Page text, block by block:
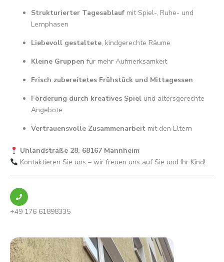
Strukturierter Tagesablauf mit Spiel-, Ruhe- und
Lernphasen
Liebevoll gestaltete, kindgerechte Räume
Kleine Gruppen für mehr Aufmerksamkeit
Frisch zubereitetes Frühstück und Mittagessen
Förderung durch kreatives Spiel und altersgerechte
Angebote
Vertrauensvolle Zusammenarbeit mit den Eltern
Uhlandstraße 28, 68167 Mannheim
Kontaktieren Sie uns – wir freuen uns auf Sie und Ihr Kind!
+49 176 61898335